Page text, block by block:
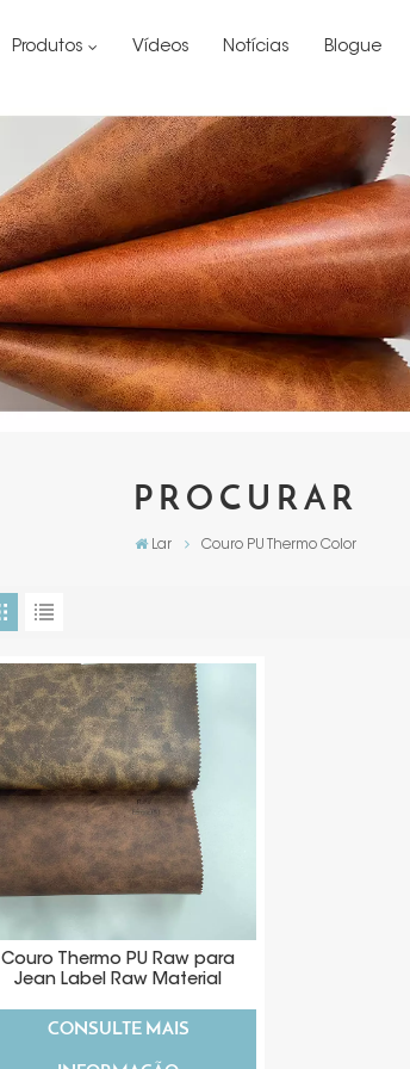
Produtos Vídeos Notícias Blogue
PROCURAR
Lar Couro PU Thermo Color
Couro Thermo PU Raw para
Jean Label Raw Material
CONSULTE MAIS